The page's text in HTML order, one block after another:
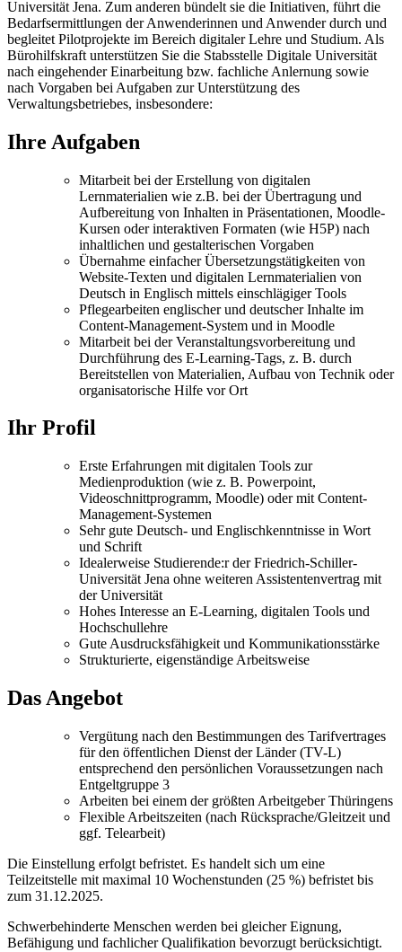
Universität Jena. Zum anderen bündelt sie die Initiativen, führt die
Bedarfsermittlungen der Anwenderinnen und Anwender durch und
begleitet Pilotprojekte im Bereich digitaler Lehre und Studium. Als
Bürohilfskraft unterstützen Sie die Stabsstelle Digitale Universität
nach eingehender Einarbeitung bzw. fachliche Anlernung sowie
nach Vorgaben bei Aufgaben zur Unterstützung des
Verwaltungsbetriebes, insbesondere:
Ihre Aufgaben
Mitarbeit bei der Erstellung von digitalen
Lernmaterialien wie z.B. bei der Übertragung und
Aufbereitung von Inhalten in Präsentationen, Moodle-
Kursen oder interaktiven Formaten (wie H5P) nach
inhaltlichen und gestalterischen Vorgaben
Übernahme einfacher Übersetzungstätigkeiten von
Website-Texten und digitalen Lernmaterialien von
Deutsch in Englisch mittels einschlägiger Tools
Pflegearbeiten englischer und deutscher Inhalte im
Content-Management-System und in Moodle
Mitarbeit bei der Veranstaltungsvorbereitung und
Durchführung des E-Learning-Tags, z. B. durch
Bereitstellen von Materialien, Aufbau von Technik oder
organisatorische Hilfe vor Ort
Ihr Profil
Erste Erfahrungen mit digitalen Tools zur
Medienproduktion (wie z. B. Powerpoint,
Videoschnittprogramm, Moodle) oder mit Content-
Management-Systemen
Sehr gute Deutsch- und Englischkenntnisse in Wort
und Schrift
Idealerweise Studierende:r der Friedrich-Schiller-
Universität Jena ohne weiteren Assistentenvertrag mit
der Universität
Hohes Interesse an E-Learning, digitalen Tools und
Hochschullehre
Gute Ausdrucksfähigkeit und Kommunikationsstärke
Strukturierte, eigenständige Arbeitsweise
Das Angebot
Vergütung nach den Bestimmungen des Tarifvertrages
für den öffentlichen Dienst der Länder (TV-L)
entsprechend den persönlichen Voraussetzungen nach
Entgeltgruppe 3
Arbeiten bei einem der größten Arbeitgeber Thüringens
Flexible Arbeitszeiten (nach Rücksprache/Gleitzeit und
ggf. Telearbeit)
Die Einstellung erfolgt befristet. Es handelt sich um eine
Teilzeitstelle mit maximal 10 Wochenstunden (25 %) befristet bis
zum 31.12.2025.
Schwerbehinderte Menschen werden bei gleicher Eignung,
Befähigung und fachlicher Qualifikation bevorzugt berücksichtigt.